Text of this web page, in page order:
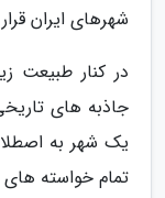
شهرهای ایران
در کنار طبیعت
جاذبه های
یک شهر به
تمام خواسته های